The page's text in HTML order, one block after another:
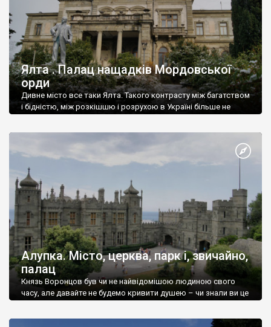
Ялта . Палац нащадків Мордовської
орди
Дивне місто все таки Ялта. Такого контрасту між багатством
і бідністю, між розкішшю і розрухою в Україні більше не
Алупка. Місто, церква, парк і, звичайно,
палац
Князь Воронцов був чи не найвідомішою людиною свого
часу, але давайте не будемо кривити душею – чи знали ви це